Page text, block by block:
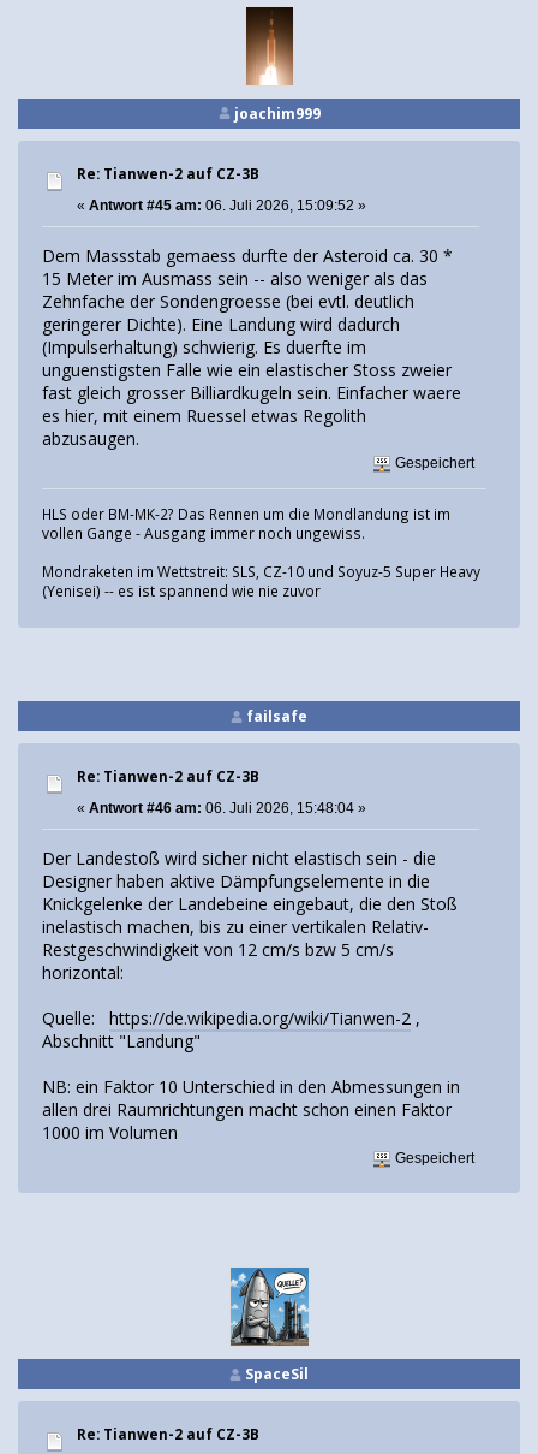
joachim999
Re: Tianwen-2 auf CZ-3B
« Antwort #45 am: 06. Juli 2026, 15:09:52 »
Dem Massstab gemaess durfte der Asteroid ca. 30 *
15 Meter im Ausmass sein -- also weniger als das
Zehnfache der Sondengroesse (bei evtl. deutlich
geringerer Dichte). Eine Landung wird dadurch
(Impulserhaltung) schwierig. Es duerfte im
unguenstigsten Falle wie ein elastischer Stoss zweier
fast gleich grosser Billiardkugeln sein. Einfacher waere
es hier, mit einem Ruessel etwas Regolith
abzusaugen.
Gespeichert
HLS oder BM-MK-2? Das Rennen um die Mondlandung ist im
vollen Gange - Ausgang immer noch ungewiss.
Mondraketen im Wettstreit: SLS, CZ-10 und Soyuz-5 Super Heavy
(Yenisei) -- es ist spannend wie nie zuvor
failsafe
Re: Tianwen-2 auf CZ-3B
« Antwort #46 am: 06. Juli 2026, 15:48:04 »
Der Landestoß wird sicher nicht elastisch sein - die
Designer haben aktive Dämpfungselemente in die
Knickgelenke der Landebeine eingebaut, die den Stoß
inelastisch machen, bis zu einer vertikalen Relativ-
Restgeschwindigkeit von 12 cm/s bzw 5 cm/s
horizontal:
Quelle: https://de.wikipedia.org/wiki/Tianwen-2 ,
Abschnitt "Landung"
NB: ein Faktor 10 Unterschied in den Abmessungen in
allen drei Raumrichtungen macht schon einen Faktor
1000 im Volumen
Gespeichert
SpaceSil
Re: Tianwen-2 auf CZ-3B